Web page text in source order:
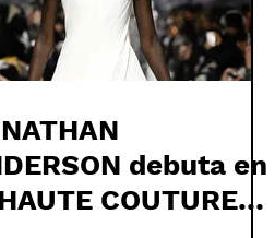
debuta en
COUTURE